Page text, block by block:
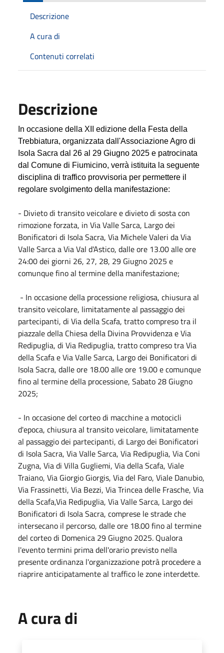
Descrizione
A cura di
Contenuti correlati
Descrizione
In occasione della XII edizione della Festa della
Trebbiatura, organizzata dall'Associazione Agro di
Isola Sacra dal 26 al 29 Giugno 2025 e patrocinata
dal Comune di Fiumicino, verrà istituita la seguente
disciplina di traffico provvisoria per permettere il
regolare svolgimento della manifestazione:
- Divieto di transito veicolare e divieto di sosta con
rimozione forzata, in Via Valle Sarca, Largo dei
Bonificatori di Isola Sacra, Via Michele Valeri da Via
Valle Sarca a Via Val d'Astico, dalle ore 13.00 alle ore
24:00 dei giorni 26, 27, 28, 29 Giugno 2025 e
comunque fino al termine della manifestazione;
- In occasione della processione religiosa, chiusura al
transito veicolare, limitatamente al passaggio dei
partecipanti, di Via della Scafa, tratto compreso tra il
piazzale della Chiesa della Divina Provvidenza e Via
Redipuglia, di Via Redipuglia, tratto compreso tra Via
della Scafa e Via Valle Sarca, Largo dei Bonificatori di
Isola Sacra, dalle ore 18.00 alle ore 19.00 e comunque
fino al termine della processione, Sabato 28 Giugno
2025;
- In occasione del corteo di macchine a motocicli
d'epoca, chiusura al transito veicolare, limitatamente
al passaggio dei partecipanti, di Largo dei Bonificatori
di Isola Sacra, Via Valle Sarca, Via Redipuglia, Via Coni
Zugna, Via di Villa Gugliemi, Via della Scafa, Viale
Traiano, Via Giorgio Giorgis, Via del Faro, Viale Danubio,
Via Frassinetti, Via Bezzi, Via Trincea delle Frasche, Via
della Scafa,Via Redipuglia, Via Valle Sarca, Largo dei
Bonificatori di Isola Sacra, comprese le strade che
intersecano il percorso, dalle ore 18.00 fino al termine
del corteo di Domenica 29 Giugno 2025. Qualora
l'evento termini prima dell'orario previsto nella
presente ordinanza l'organizzazione potrà procedere a
riaprire anticipatamente al traffico le zone interdette.
A cura di